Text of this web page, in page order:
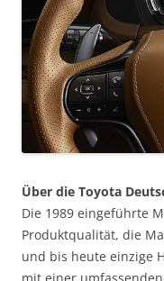
Über die Toyota
Die 1989 eingeführte
Produktqualität, die
und bis heute einzige